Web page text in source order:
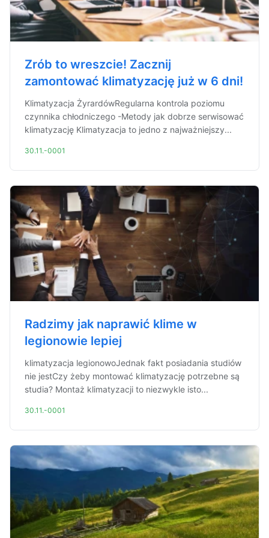
Zrób to wreszcie! Zacznij
zamontować klimatyzację już w 6 dni!
Klimatyzacja ŻyrardówRegularna kontrola poziomu
czynnika chłodniczego -Metody jak dobrze serwisować
klimatyzację Klimatyzacja to jedno z najważniejszy...
30.11.-0001
Radzimy jak naprawić klime w
legionowie lepiej
klimatyzacja legionowoJednak fakt posiadania studiów
nie jestCzy żeby montować klimatyzację potrzebne są
studia? Montaż klimatyzacji to niezwykle isto...
30.11.-0001